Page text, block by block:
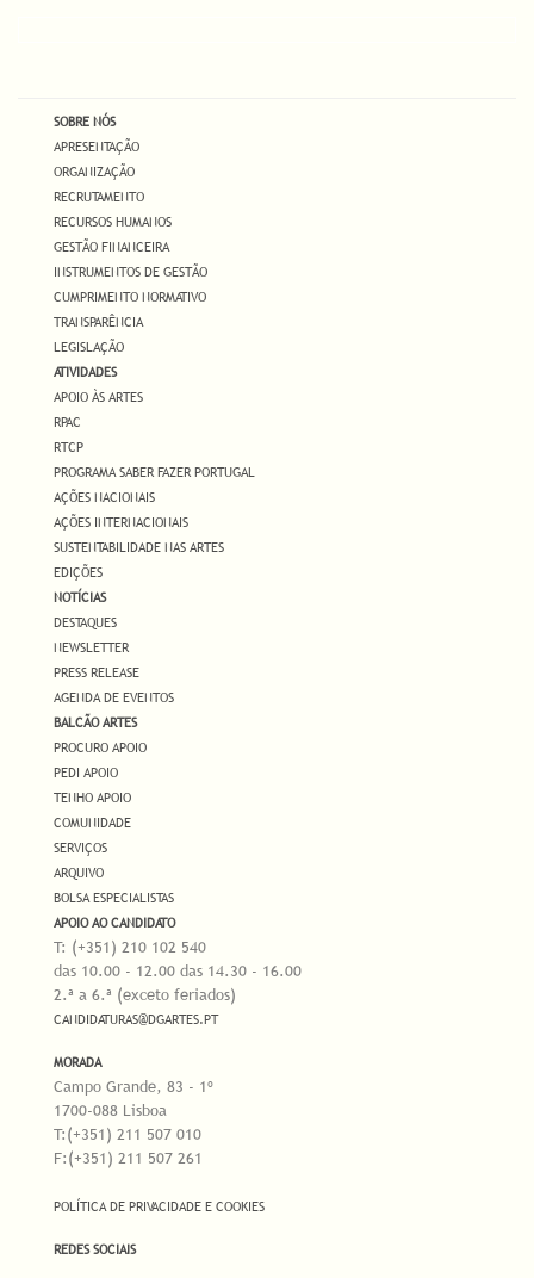
SOBRE NÓS
APRESENTAÇÃO
ORGANIZAÇÃO
RECRUTAMENTO
RECURSOS HUMANOS
GESTÃO FINANCEIRA
INSTRUMENTOS DE GESTÃO
CUMPRIMENTO NORMATIVO
TRANSPARÊNCIA
LEGISLAÇÃO
ATIVIDADES
APOIO ÀS ARTES
RPAC
RTCP
PROGRAMA SABER FAZER PORTUGAL
AÇÕES NACIONAIS
AÇÕES INTERNACIONAIS
SUSTENTABILIDADE NAS ARTES
EDIÇÕES
NOTÍCIAS
DESTAQUES
NEWSLETTER
PRESS RELEASE
AGENDA DE EVENTOS
BALCÃO ARTES
PROCURO APOIO
PEDI APOIO
TENHO APOIO
COMUNIDADE
SERVIÇOS
ARQUIVO
BOLSA ESPECIALISTAS
APOIO AO CANDIDATO
T: (+351) 210 102 540
das 10.00 - 12.00 das 14.30 - 16.00
2.ª a 6.ª (exceto feriados)
CANDIDATURAS@DGARTES.PT
MORADA
Campo Grande, 83 - 1º
1700-088 Lisboa
T:(+351) 211 507 010
F:(+351) 211 507 261
POLÍTICA DE PRIVACIDADE E COOKIES
REDES SOCIAIS